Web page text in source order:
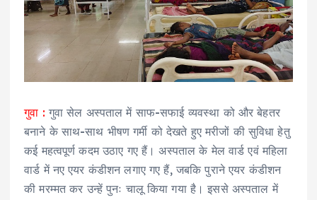
गुवा : गुवा सेल अस्पताल में साफ-सफाई व्यवस्था को और बेहतर
बनाने के साथ-साथ भीषण गर्मी को देखते हुए मरीजों की सुविधा हेतु
कई महत्वपूर्ण कदम उठाए गए हैं। अस्पताल के मेल वार्ड एवं महिला
वार्ड में नए एयर कंडीशन लगाए गए हैं, जबकि पुराने एयर कंडीशन
की मरम्मत कर उन्हें पुनः चालू किया गया है। इससे अस्पताल में